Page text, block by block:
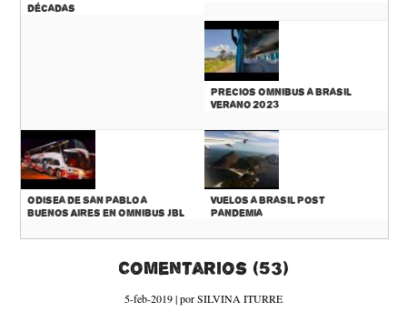
décadas
Precios Omnibus a Brasil
Verano 2023
Odisea de San Pablo a
Buenos Aires en Omnibus JBL
Vuelos a Brasil Post
Pandemia
Comentarios (53)
5-feb-2019 | por SILVINA ITURRE